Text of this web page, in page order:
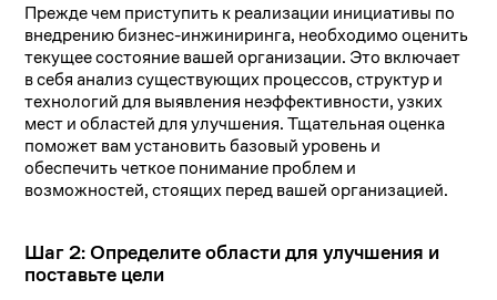
Прежде чем приступить к реализации инициативы по
внедрению бизнес-инжиниринга, необходимо оценить
текущее состояние вашей организации. Это включает
в себя анализ существующих процессов, структур и
технологий для выявления неэффективности, узких
мест и областей для улучшения. Тщательная оценка
поможет вам установить базовый уровень и
обеспечить четкое понимание проблем и
возможностей, стоящих перед вашей организацией.
Шаг 2: Определите области для улучшения и
поставьте цели